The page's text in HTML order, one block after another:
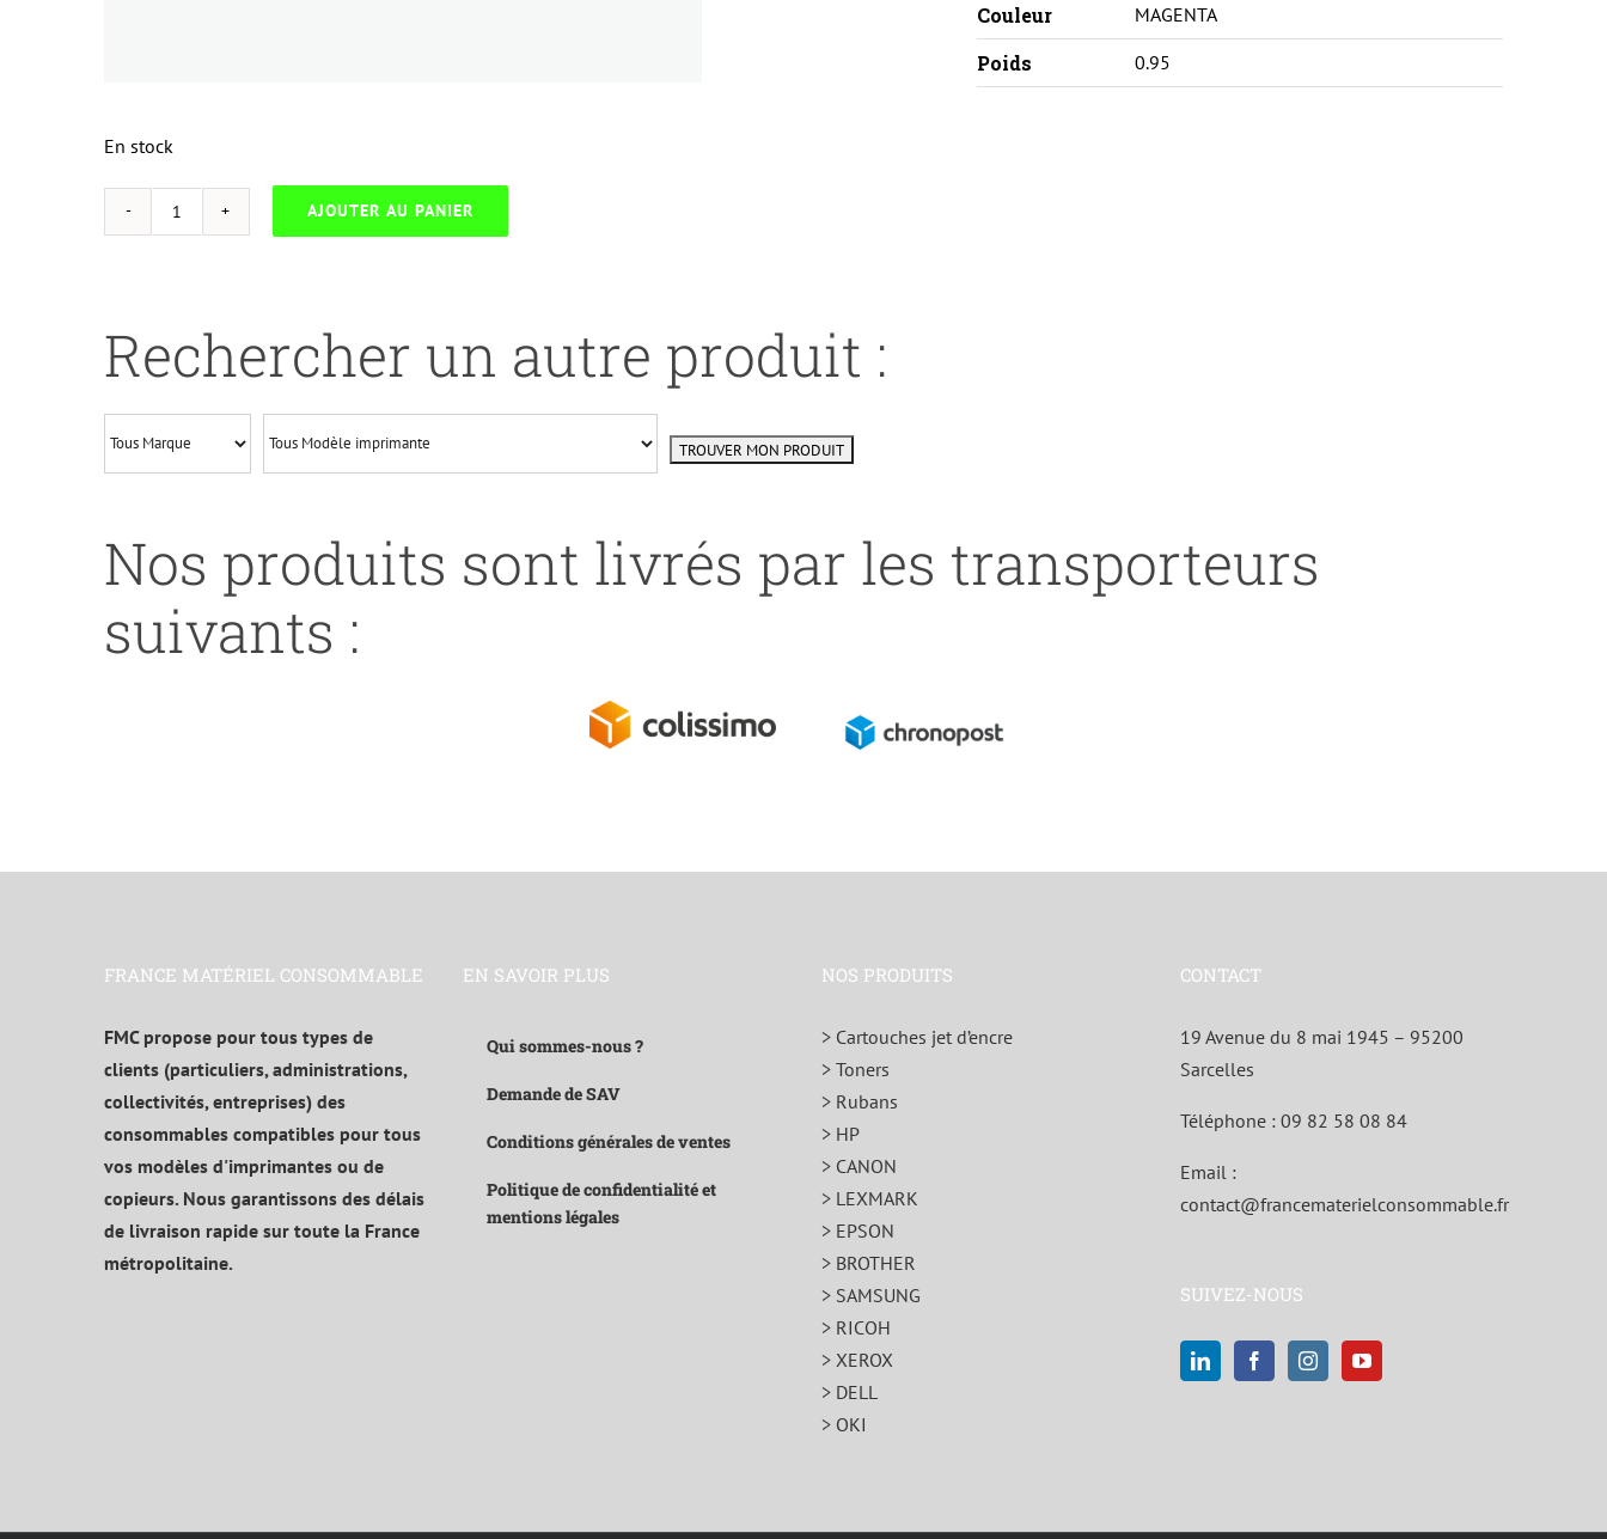
En stock
quantité
HP
LBP
5050-
CHIP-
M#
AJOUTER AU PANIER
Couleur
MAGENTA
Poids 0.95
Rechercher un autre produit :
Nos produits sont livrés par les transporteurs
suivants :
FRANCE MATÉRIEL CONSOMMABLE
FMC propose pour tous types de
clients (particuliers, administrations,
collectivités, entreprises) des
consommables compatibles pour tous
vos modèles d'imprimantes ou de
copieurs. Nous garantissons des délais
de livraison rapide sur toute la France
métropolitaine.
EN SAVOIR PLUS
Qui sommes-nous ?
Demande de SAV
Conditions générales de ventes
Politique de confidentialité et
mentions légales
NOS PRODUITS
> Cartouches jet d’encre
> Toners
> Rubans
> HP
> CANON
> LEXMARK
> EPSON
> BROTHER
> SAMSUNG
> RICOH
> XEROX
> DELL
> OKI
CONTACT
19 Avenue du 8 mai 1945 – 95200
Sarcelles
Téléphone : 09 82 58 08 84
Email :
contact@francematerielconsommable.fr
SUIVEZ-NOUS